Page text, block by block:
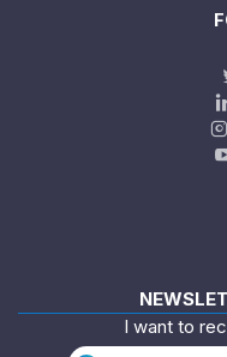
I want to